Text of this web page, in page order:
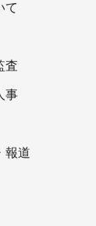
て
査
事
報道